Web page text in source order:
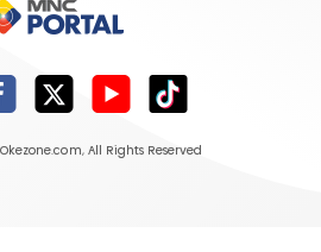
Okezone.com, All Rights Reserved